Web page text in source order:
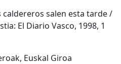
caldereros salen esta tarde /
El Diario Vasco, 1998, 1
Euskal Giroa